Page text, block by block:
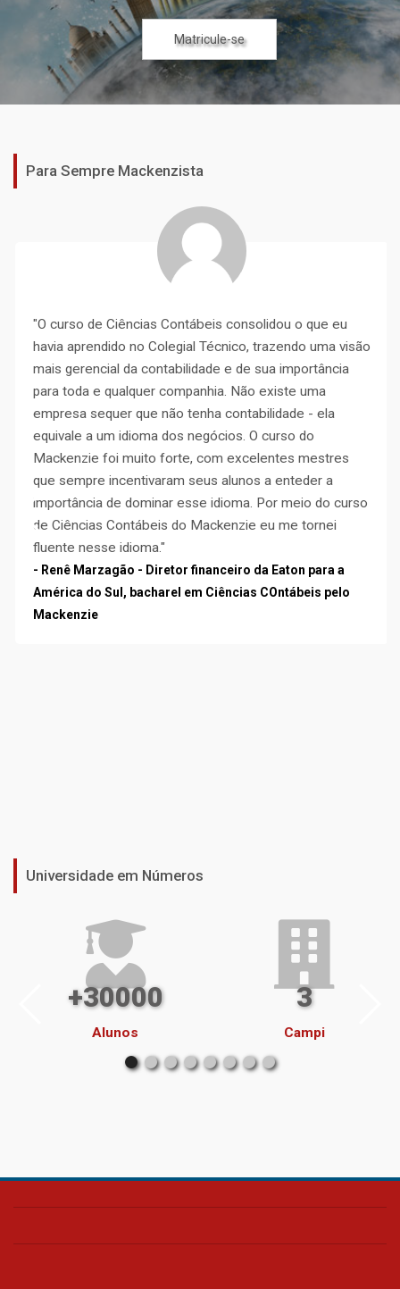
Cursos Específicos
Matricule-se
Matricule-se
Matricule-se
Matricule-se
Matricule-se
Cursos Específicos
Matricule-se
Para Sempre Mackenzista
"O curso de Ciências Contábeis consolidou o que eu
havia aprendido no Colegial Técnico, trazendo uma visão
mais gerencial da contabilidade e de sua importância
para toda e qualquer companhia. Não existe uma
empresa sequer que não tenha contabilidade - ela
equivale a um idioma dos negócios. O curso do
Mackenzie foi muito forte, com excelentes mestres
que sempre incentivaram seus alunos a enteder a
importância de dominar esse idioma. Por meio do curso
de Ciências Contábeis do Mackenzie eu me tornei
fluente nesse idioma."
- Renê Marzagão - Diretor financeiro da Eaton para a
América do Sul, bacharel em Ciências COntábeis pelo
Mackenzie
Universidade em Números
+30000
Alunos
3
Campi